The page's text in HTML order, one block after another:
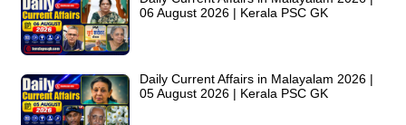
06 August 2026 | Kerala PSC GK
Daily Current Affairs in Malayalam 2026 |
05 August 2026 | Kerala PSC GK